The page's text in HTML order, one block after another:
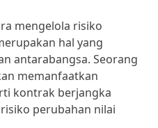
mengelola risiko
hal yang
antarabangsa. Seorang
memanfaatkan
kontrak berjangka
perubahan nilai